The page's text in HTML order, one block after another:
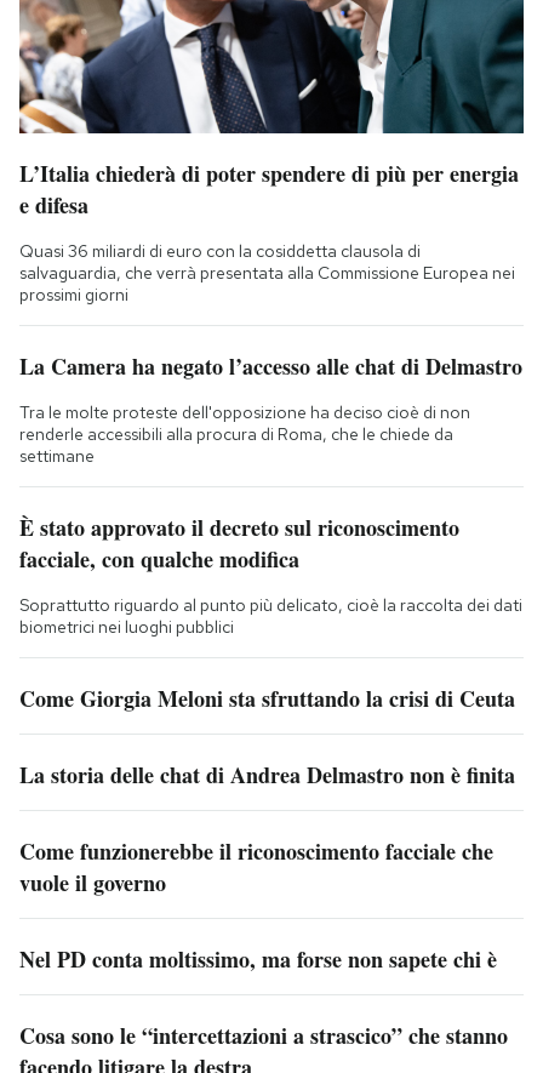
L’Italia chiederà di poter spendere di più per energia
e difesa
Quasi 36 miliardi di euro con la cosiddetta clausola di
salvaguardia, che verrà presentata alla Commissione Europea nei
prossimi giorni
La Camera ha negato l’accesso alle chat di Delmastro
Tra le molte proteste dell'opposizione ha deciso cioè di non
renderle accessibili alla procura di Roma, che le chiede da
settimane
È stato approvato il decreto sul riconoscimento
facciale, con qualche modifica
Soprattutto riguardo al punto più delicato, cioè la raccolta dei dati
biometrici nei luoghi pubblici
Come Giorgia Meloni sta sfruttando la crisi di Ceuta
La storia delle chat di Andrea Delmastro non è finita
Come funzionerebbe il riconoscimento facciale che
vuole il governo
Nel PD conta moltissimo, ma forse non sapete chi è
Cosa sono le “intercettazioni a strascico” che stanno